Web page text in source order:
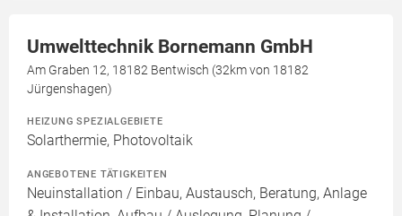
Umwelttechnik Bornemann GmbH
Am Graben 12, 18182 Bentwisch (32km von 18182
Jürgenshagen)
HEIZUNG SPEZIALGEBIETE
Solarthermie, Photovoltaik
ANGEBOTENE TÄTIGKEITEN
Neuinstallation / Einbau, Austausch, Beratung, Anlage